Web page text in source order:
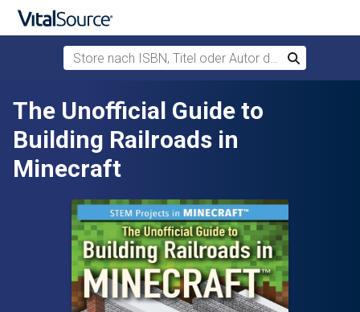
Zum Hauptinhalt springen
Store nach ISBN, Titel oder Autor durchsuchen
Suchen
The Unofficial Guide to
Building Railroads in
Minecraft